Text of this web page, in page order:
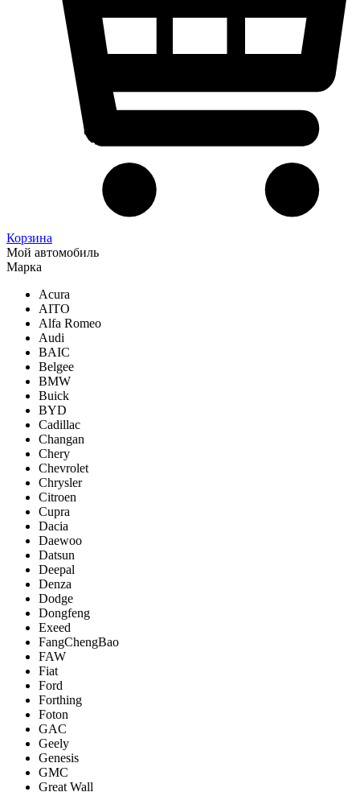
Корзина
Мой автомобиль
Марка
Acura
AITO
Alfa Romeo
Audi
BAIC
Belgee
BMW
Buick
BYD
Cadillac
Changan
Chery
Chevrolet
Chrysler
Citroen
Cupra
Dacia
Daewoo
Datsun
Deepal
Denza
Dodge
Dongfeng
Exeed
FangChengBao
FAW
Fiat
Ford
Forthing
Foton
GAC
Geely
Genesis
GMC
Great Wall